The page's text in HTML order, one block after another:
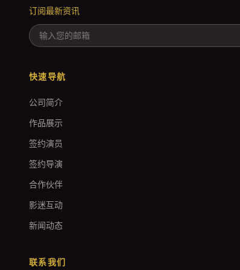
订阅最新资讯
快速导航
公司简介
作品展示
签约演员
签约导演
合作伙伴
影迷互动
新闻动态
联系我们